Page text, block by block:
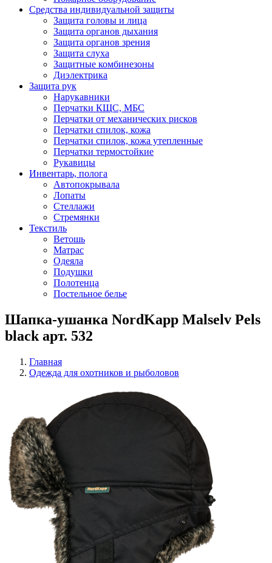
Средства индивидуальной защиты
Защита головы и лица
Защита органов дыхания
Защита органов зрения
Защита слуха
Защитные комбинезоны
Диэлектрика
Защита рук
Нарукавники
Перчатки КЩС, МБС
Перчатки от механических рисков
Перчатки спилок, кожа
Перчатки спилок, кожа утепленные
Перчатки термостойкие
Рукавицы
Инвентарь, полога
Автопокрывала
Лопаты
Стеллажи
Стремянки
Текстиль
Ветошь
Матрас
Одеяла
Подушки
Полотенца
Постельное белье
Шапка-ушанка NordKapp Malselv Pels
black арт. 532
Главная
Одежда для охотников и рыболовов